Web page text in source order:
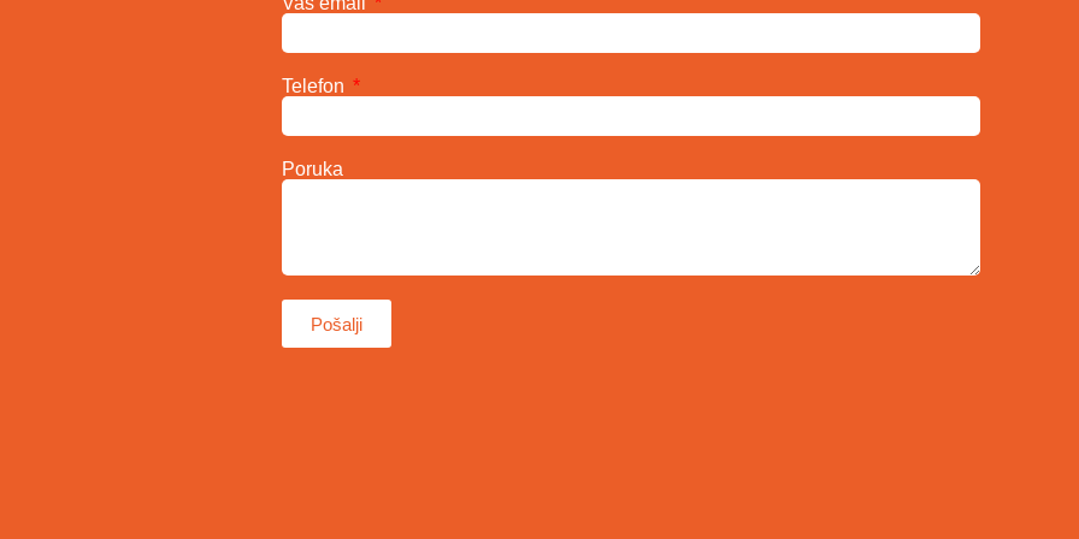
Telefon
Poruka
Pošalji